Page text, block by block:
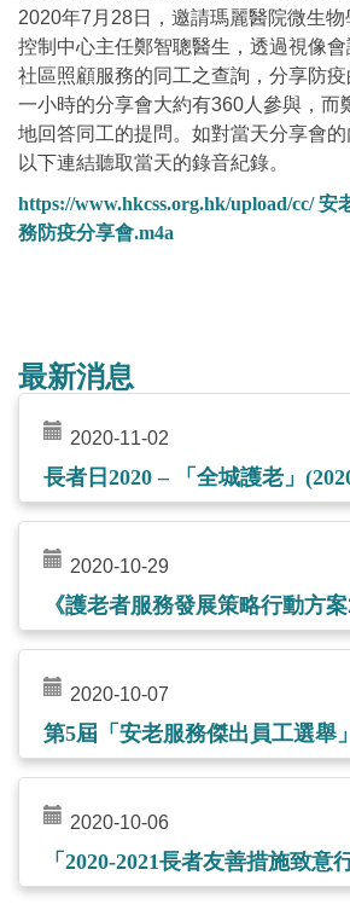
2020年7月28日，邀請瑪麗醫院微生
控制中心主任鄭智聰醫生，透過視像
社區照顧服務的同工之查詢，分享防
一小時的分享會大約有360人參與，而
地回答同工的提問。如對當天分享會
以下連結聽取當天的錄音紀錄。
https://www.hkcss.org.hk/upload/cc/ 安
務防疫分享會.m4a
最新消息
2020-11-02
長者日2020 – 「全城護老」
2020-10-29
《護老者服務發展策略行動方案
2020-10-07
第5屆「安老服務傑出員工選舉
2020-10-06
「2020-2021長者友善措施致意